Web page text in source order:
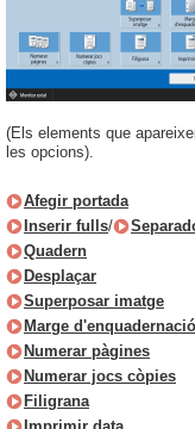
(Els elements que
les opcions).
Afegir portada
Inserir fulls/
Quadern
Desplaçar
Superposar imatge
Marge d'enquadernació
Numerar pàgines
Numerar jocs còpies
Filigrana